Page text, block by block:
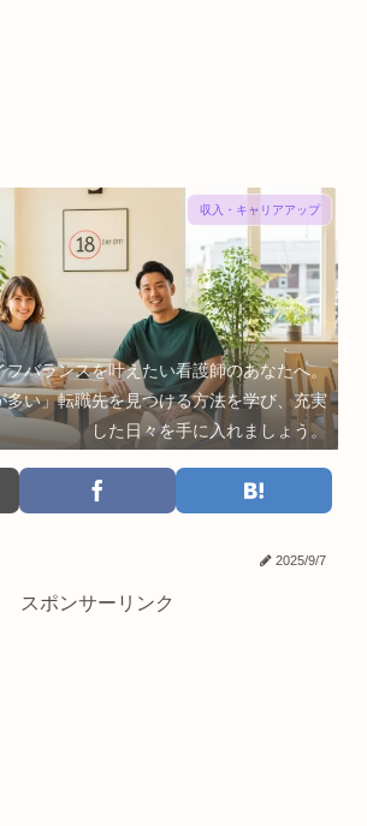
収入・キャリアアップ
フバランスを叶えたい看護師のあなたへ。
多い」転職先を見つける方法を学び、充実
した日々を手に入れましょう。
2025/9/7
スポンサーリンク